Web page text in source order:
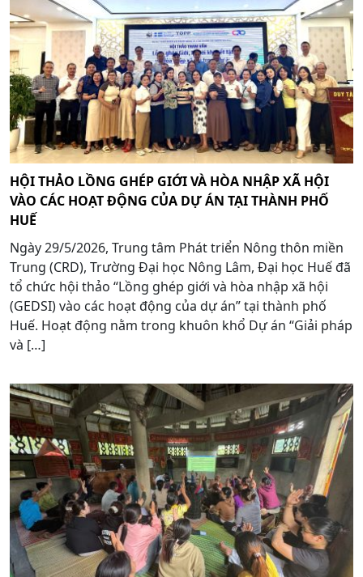
HỘI THẢO LỒNG GHÉP GIỚI VÀ HÒA NHẬP XÃ HỘI
VÀO CÁC HOẠT ĐỘNG CỦA DỰ ÁN TẠI THÀNH PHỐ
HUẾ
Ngày 29/5/2026, Trung tâm Phát triển Nông thôn miền
Trung (CRD), Trường Đại học Nông Lâm, Đại học Huế đã
tổ chức hội thảo “Lồng ghép giới và hòa nhập xã hội
(GEDSI) vào các hoạt động của dự án” tại thành phố
Huế. Hoạt động nằm trong khuôn khổ Dự án “Giải pháp
và […]